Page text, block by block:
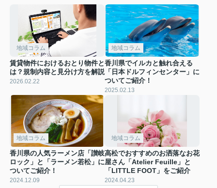
地域コラム
賃貸物件におけるおとり物件と
は？規制内容と見分け方を解説
2026.02.22
地域コラム
香川県でイルカと触れ合える
「日本ドルフィンセンター」に
ついてご紹介！
2025.02.13
地域コラム
香川県の人気ラーメン店「讃岐
ロック」と「ラーメン若松」に
ついてご紹介！
2024.12.09
地域コラム
高松でおすすめのお洒落なお花
屋さん「Atelier Feuille」と
「LITTLE FOOT」をご紹介
2024.04.23